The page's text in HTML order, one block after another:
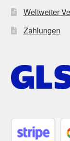
Weltweiter
Zahlungen